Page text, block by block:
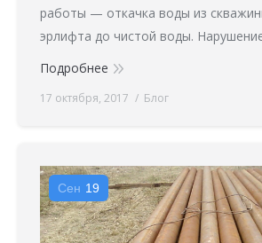
работы — откачка воды из
эрлифта до чистой воды.
Подробнее
17 октября, 2017 Блог
Сен 19